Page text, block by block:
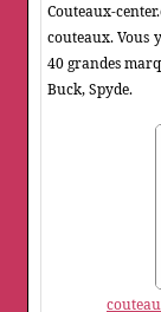
Couteaux-
couteaux. Vous
40 grandes
Buck, Spyde.